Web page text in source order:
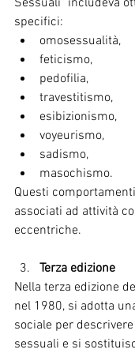
specifici:
omosessualità,
feticismo,
pedofilia,
travestitismo,
esibizionismo,
voyeurismo,
sadismo,
masochismo.
Questi
associati ad attività
eccentriche.
Terza edizione
Nella terza edizione
nel 1980, si adotta
sociale per
sessuali e si